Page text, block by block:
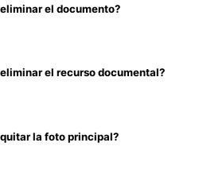
el documento?
el recurso documental?
la foto principal?